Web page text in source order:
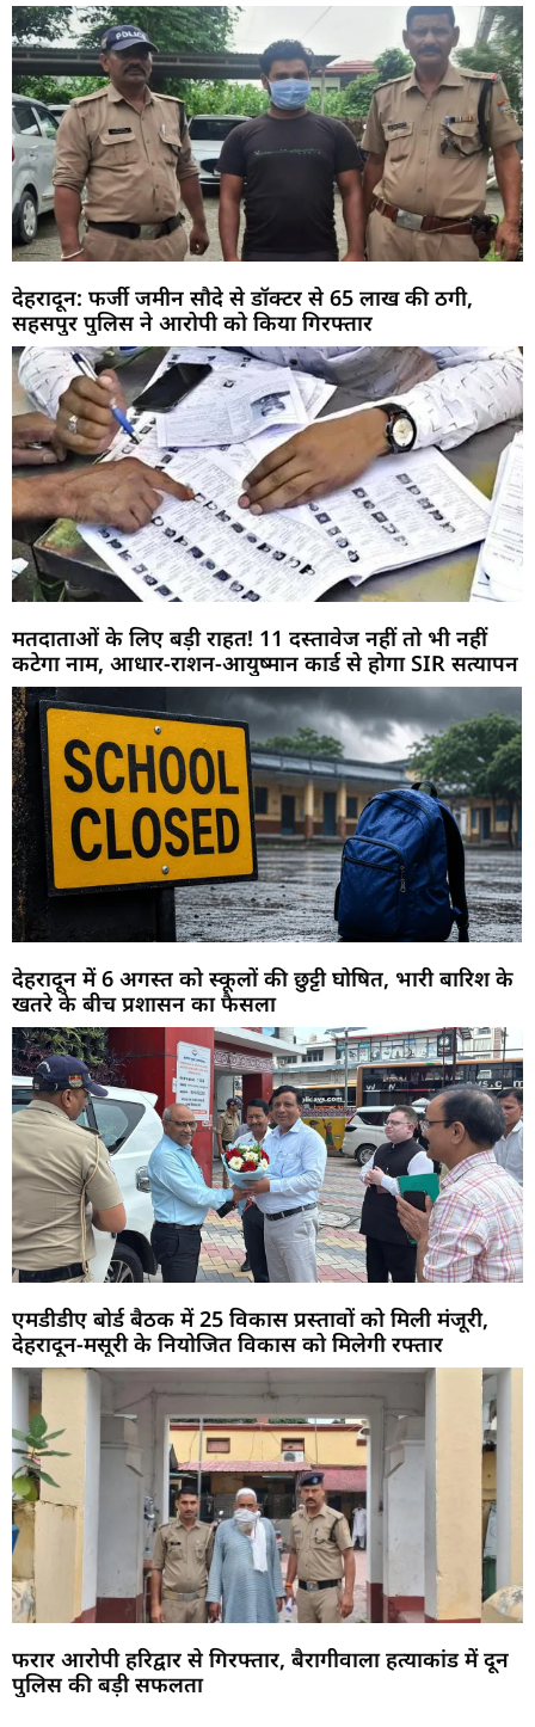
देहरादून: फर्जी जमीन सौदे से डॉक्टर से 65 लाख की ठगी,
सहसपुर पुलिस ने आरोपी को किया गिरफ्तार
मतदाताओं के लिए बड़ी राहत! 11 दस्तावेज नहीं तो भी नहीं
कटेगा नाम, आधार-राशन-आयुष्मान कार्ड से होगा SIR सत्यापन
देहरादून में 6 अगस्त को स्कूलों की छुट्टी घोषित, भारी बारिश के
खतरे के बीच प्रशासन का फैसला
एमडीडीए बोर्ड बैठक में 25 विकास प्रस्तावों को मिली मंजूरी,
देहरादून-मसूरी के नियोजित विकास को मिलेगी रफ्तार
फरार आरोपी हरिद्वार से गिरफ्तार, बैरागीवाला हत्याकांड में दून
पुलिस की बड़ी सफलता